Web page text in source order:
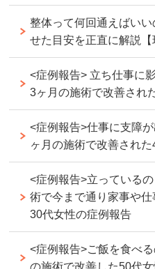
整体って何回通えばい
せた目安を正直に解説【
<症例報告> 立ち仕事に
3ヶ月の施術で改善され
<症例報告>仕事に支障
ヶ月の施術で改善され
<症例報告>立っている
術で今まで通り家事や
30代女性の症例報告
<症例報告>ご飯を食べ
の施術で改善した50代